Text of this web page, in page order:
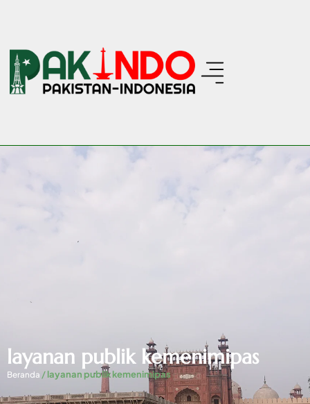
layanan publik kemenimipas
Beranda /layanan publik kemenimipas